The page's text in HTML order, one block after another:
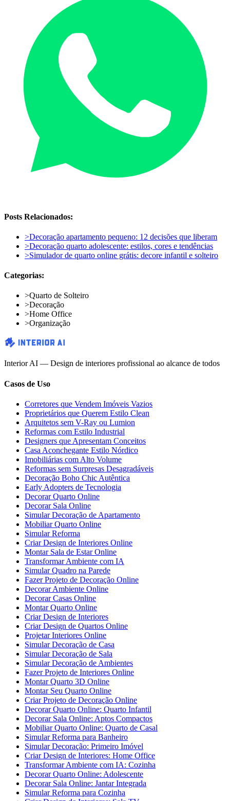
Posts Relacionados:
>Decoração apartamento pequeno: 12 decisões que liberam
>Decoração quarto adolescente: estilos, cores e tendências
>Simulador de quarto online grátis: decore infantil e solteiro
Categorias:
>Quarto de Solteiro
>Decoração
>Home Office
>Organização
Interior AI — Design de interiores profissional ao alcance de todos
Casos de Uso
Corretores que Vendem Imóveis Vazios
Proprietários que Querem Estilo Clean
Arquitetos sem V-Ray ou Lumion
Reformas com Estilo Industrial
Designers que Apresentam Conceitos
Casa Aconchegante Estilo Nórdico
Imobiliárias com Alto Volume
Reformas sem Surpresas Desagradáveis
Decoração Boho Chic Autêntica
Early Adopters de Tecnologia
Decorar Quarto Online
Decorar Sala Online
Simular Decoração de Apartamento
Mobiliar Quarto Online
Simular Reforma
Criar Design de Interiores Online
Montar Sala de Estar Online
Transformar Ambiente com IA
Simular Quadro na Parede
Fazer Projeto de Decoração Online
Decorar Ambiente Online
Decorar Casas Online
Montar Quarto Online
Criar Design de Interiores
Criar Design de Quartos Online
Projetar Interiores Online
Simular Decoração de Casa
Simular Decoração de Sala
Simular Decoração de Ambientes
Fazer Projeto de Interiores Online
Montar Quarto 3D Online
Montar Seu Quarto Online
Criar Projeto de Decoração Online
Decorar Quarto Online: Quarto Infantil
Decorar Sala Online: Aptos Compactos
Mobiliar Quarto Online: Quarto de Casal
Simular Reforma para Banheiro
Simular Decoração: Primeiro Imóvel
Criar Design de Interiores: Home Office
Transformar Ambiente com IA: Cozinha
Decorar Quarto Online: Adolescente
Decorar Sala Online: Jantar Integrada
Simular Reforma para Cozinha